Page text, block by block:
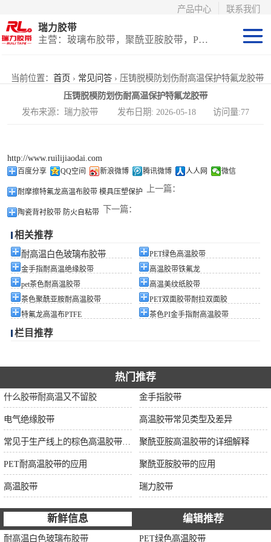
联系我们
产品中心
瑞力胶带
主营：玻璃布胶带，聚酰亚胺胶带，PET高温胶带，耐高温保护膜
当前位置： 首页 › 常见问答 › 压铸脱模防划伤耐高温保护特氟龙胶带
压铸脱模防划伤耐高温保护特氟龙胶带
发布来源：瑞力胶带 发布日期: 2026-05-18 访问量:77
http://www.ruilijiaodai.com
百度分享 QQ空间 新浪微博 腾讯微博 人人网 微信
上一篇：
耐摩擦特氟龙高温布胶带 模具压塑保护
下一篇：
陶瓷背衬胶带 防火自粘带
相关推荐
耐高温白色玻璃布胶带
PET绿色高温胶带
金手指耐高温绝缘胶带
高温胶带铁氟龙
pet茶色耐高温胶带
高温美纹纸胶带
茶色聚酰亚胺耐高温胶带
PET双面胶带耐拉双面胶
特氟龙高温布PTFE
茶色PI金手指耐高温胶带
栏目推荐
热门推荐
什么胶带耐高温又不留胶 金手指胶带
电气绝缘胶带 高温胶带常见类型及差异
聚酰亚胺高温胶带的详细解释
PET耐高温胶带的应用 聚酰亚胺胶带的应用
高温胶带 瑞力胶带
新鲜信息 编辑推荐
耐高温白色玻璃布胶带 PET绿色高温胶带
聚酰亚胺系列
玻璃布胶带（特
（保护膜）
等离子热喷涂胶
带
防火陶瓷化硅胶
带